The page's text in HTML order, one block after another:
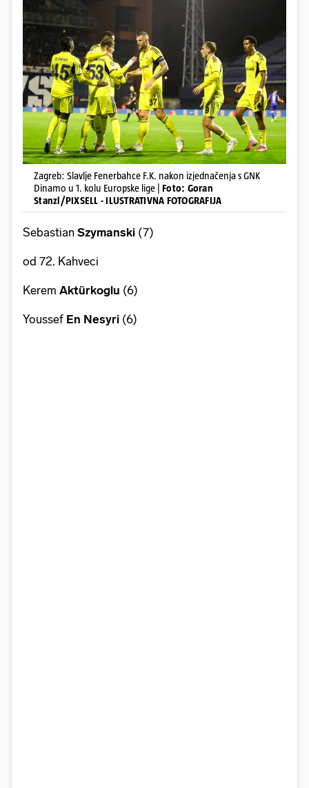
Zagreb: Slavlje Fenerbahce F.K. nakon izjednačenja s GNK
Dinamo u 1. kolu Europske lige | Foto: Goran
Stanzl/PIXSELL - ILUSTRATIVNA FOTOGRAFIJA
Sebastian Szymanski (7)
od 72. Kahveci
Kerem Aktürkoglu (6)
Youssef En Nesyri (6)